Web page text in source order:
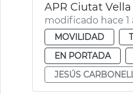
APR Ciutat
modificado hace 1
MOVILIDAD
EN PORTADA
JESÚS